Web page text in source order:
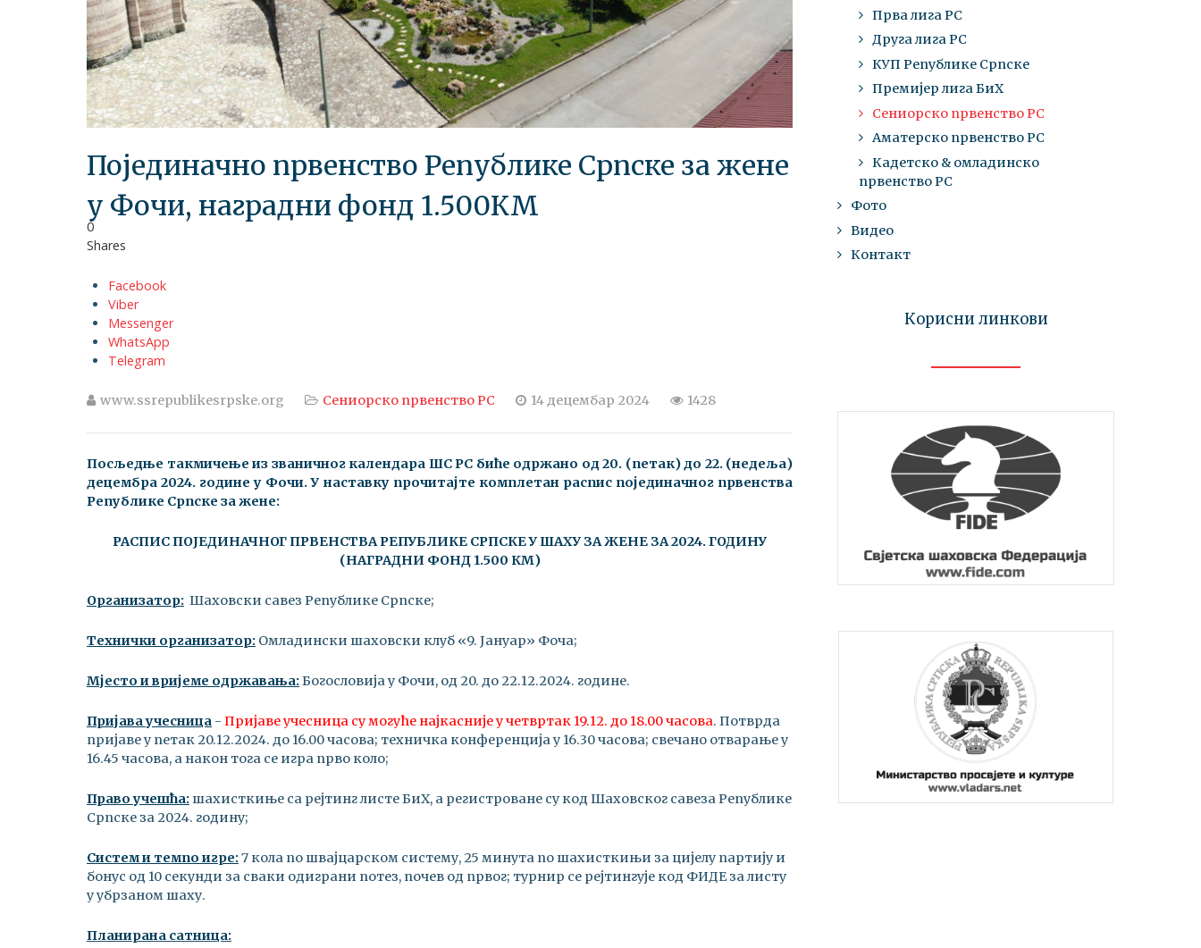
Појединачно првенство Републике Српске за жене
у Фочи, наградни фонд 1.500КМ
0
Shares
Facebook
Viber
Messenger
WhatsApp
Telegram
www.ssrepublikesrpske.org Сениорско првенство РС 14 децембар 2024 1428
Посљедње такмичење из званичног календара ШС РС биће одржано од 20. (петак) до 22. (недеља)
децембра 2024. године у Фочи. У наставку прочитајте комплетан распис појединачног првенства
Републике Српске за жене:
РАСПИС ПОЈЕДИНАЧНОГ ПРВЕНСТВА РЕПУБЛИКЕ СРПСКЕ У ШАХУ ЗА ЖЕНЕ ЗА 2024. ГОДИНУ
(НАГРАДНИ ФОНД 1.500 КМ)
Организатор: Шаховски савез Републике Српске;
Технички организатор: Омладински шаховски клуб «9. Јануар» Фоча;
Мјесто и вријеме одржавања:Богословија у Фочи, од 20. до 22.12.2024. године.
Пријава учесница - Пријаве учесница су могуће најкасније у четвртак 19.12. до 18.00 часова. Потврда
пријаве у петак 20.12.2024. до 16.00 часова; техничка конференција у 16.30 часова; свечано отварање у
16.45 часова, а након тога се игра прво коло;
Право учешћа: шахисткиње са рејтинг листе БиХ, а регистроване су код Шаховског савеза Републике
Српске за 2024. годину;
Систем и темпо игре:7 кола по швајцарском систему, 25 минута по шахисткињи за цијелу партију и
бонус од 10 секунди за сваки одиграни потез, почев од првог; турнир се рејтингује код ФИДЕ за листу
у убрзаном шаху.
Планирана сатница:
Прва лига РС
Друга лига РС
КУП Републике Српске
Премијер лига БиХ
Сениорско првенство РС
Аматерско првенство РС
Кадетско & омладинско
првенство РС
Фото
Видео
Контакт
Корисни линкови